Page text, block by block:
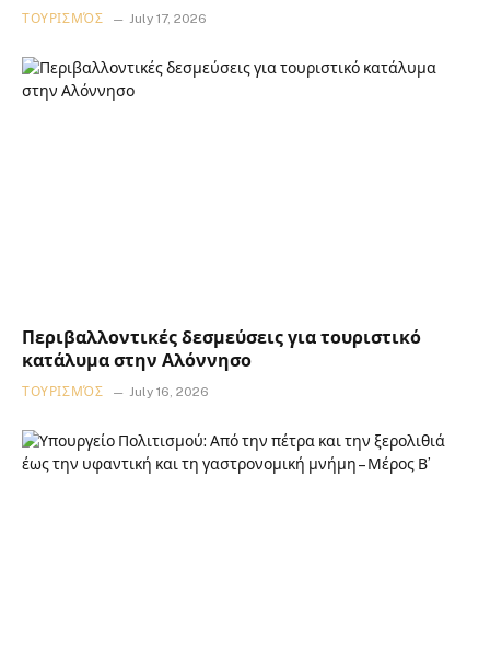
ΤΟΥΡΙΣΜΌΣ July 17, 2026
Περιβαλλοντικές δεσμεύσεις για τουριστικό
κατάλυμα στην Αλόννησο
ΤΟΥΡΙΣΜΌΣ July 16, 2026